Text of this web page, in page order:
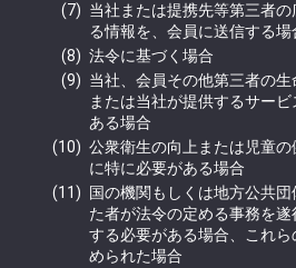
当社または提携先等第三者
る情報を、会員に送信する場
法令に基づく場合
当社、会員その他第三者の生
または当社が提供するサー
ある場合
公衆衛生の向上または児童
に特に必要がある場合
国の機関もしくは地方公共
た者が法令の定める事務を
する必要がある場合、これ
められた場合